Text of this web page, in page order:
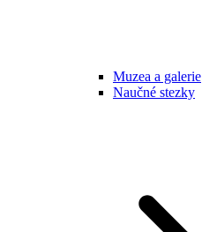
Muzea a galerie
Naučné stezky